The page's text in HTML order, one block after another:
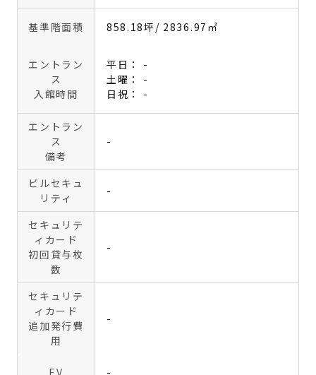
基準階面積 858.18坪 / 2836.97㎡
エントラン
ス
入館時間
平日： -
土曜： -
日祝： -
エントラン
ス
備考
-
ビルセキュ
リティ
-
セキュリテ
ィカード
初回貸与枚
数
-
セキュリテ
ィカード
追加発行費
用
-
EV -